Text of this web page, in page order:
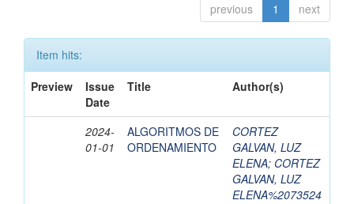
previous 1 next
Item hits:
Preview
Issue
Date
Title Author(s)
2024-
01-01
ALGORITMOS DE
ORDENAMIENTO
CORTEZ
GALVAN, LUZ
ELENA; CORTEZ
GALVAN, LUZ
ELENA%2073524